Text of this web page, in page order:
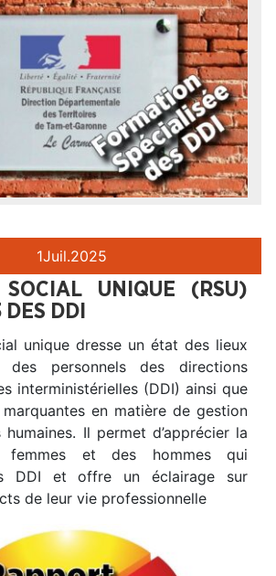
1Juil.2025
SOCIAL UNIQUE (RSU)
DDI
unique dresse un état des lieux
des personnels des directions
interministérielles (DDI) ainsi que
en matière de gestion
Il permet d’apprécier la
femmes et des hommes qui
DDI et offre un éclairage sur
de leur vie professionnelle